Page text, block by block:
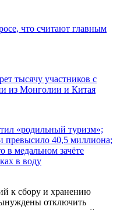
что считают главным
тысячу участников с
из Монголии и Китая
«родильный туризм»;
превысило 40,5 миллиона;
в медальном зачёте
в воду
к сбору и хранению
отключить